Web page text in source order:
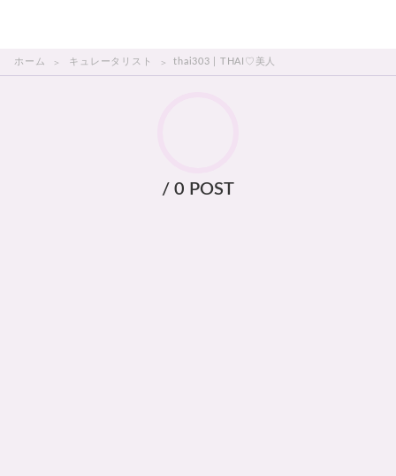
ホーム キュレータリスト thai303 | THAI♡美人
/ 0 POST